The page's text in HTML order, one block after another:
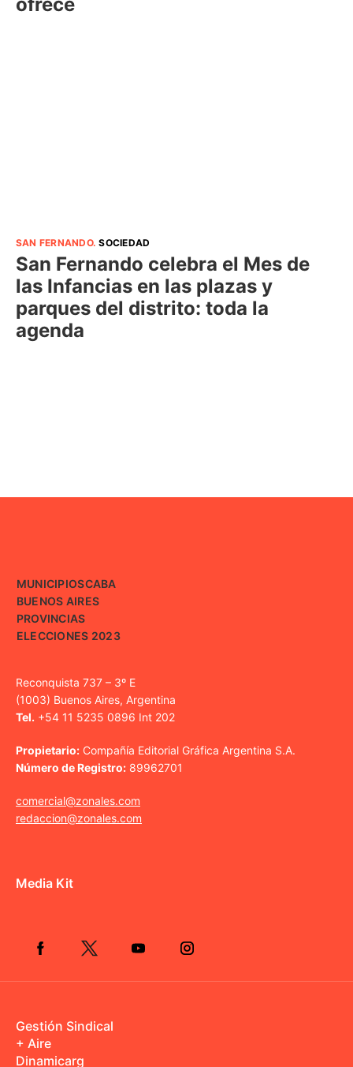
ofrece
SAN FERNANDO.SOCIEDAD
San Fernando celebra el Mes de
las Infancias en las plazas y
parques del distrito: toda la
agenda
MUNICIPIOSCABA
BUENOS AIRES
PROVINCIAS
ELECCIONES 2023
Reconquista 737 – 3º E
(1003) Buenos Aires, Argentina
Tel. +54 11 5235 0896 Int 202
Propietario: Compañía Editorial Gráfica Argentina S.A.
Número de Registro: 89962701
comercial@zonales.com
redaccion@zonales.com
Media Kit
Gestión Sindical
+ Aire
Dinamicarg